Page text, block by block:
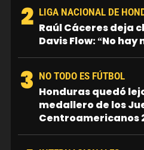
2 LIGA NACIONAL DE
Raúl Cáceres deja
Davis Flow: “No
3 NO TODO ES FÚTBOL
Honduras quedó
medallero de los
Centroamericanos